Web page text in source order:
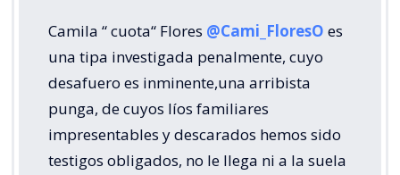
Camila “ cuota“ Flores @Cami_FloresO es
una tipa investigada penalmente, cuyo
desafuero es inminente,una arribista
punga, de cuyos líos familiares
impresentables y descarados hemos sido
testigos obligados, no le llega ni a la suela